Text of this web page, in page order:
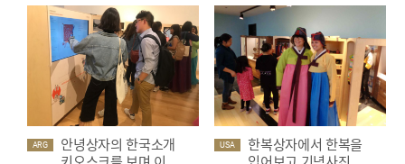
ARG
안녕상자의 한국소개
USA
한복상자에서 한복을